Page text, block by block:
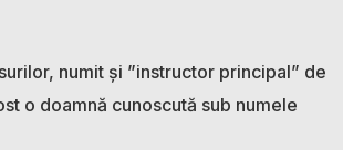
numit și ”instructor principal” de
o doamnă cunoscută sub numele